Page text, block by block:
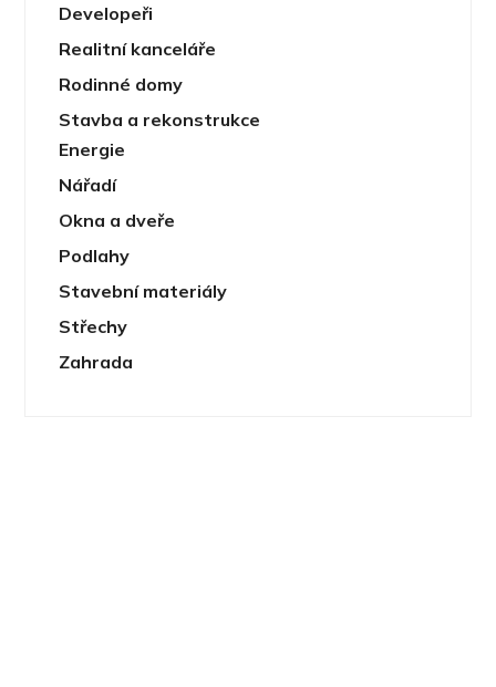
Developeři
Realitní kanceláře
Rodinné domy
Stavba a rekonstrukce
Energie
Nářadí
Okna a dveře
Podlahy
Stavební materiály
Střechy
Zahrada